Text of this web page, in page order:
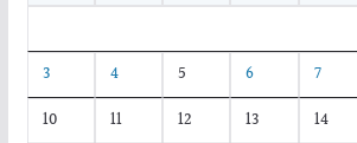
3
4 5 6 7
10
11 12 13 14